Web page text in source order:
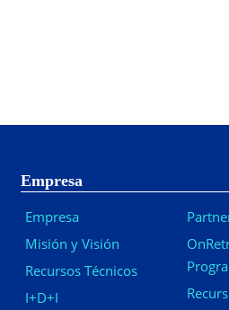
Empresa
Empresa
Misión y Visión
Recursos Técnicos
I+D+I